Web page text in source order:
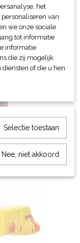
het
van
we onze sociale
tot informatie
informatie
die zij mogelijk
of die u hen
Selectie toestaan
Nee, niet akkoord